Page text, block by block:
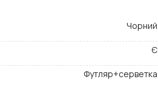
Чорний
Є
Футляр+серветка